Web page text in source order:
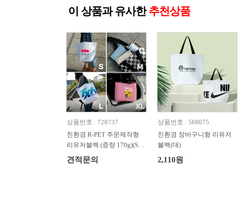
이 상품과 유사한추천상품
상품번호 : 728737
친환경 R-PET 주문제작형
리유저블백 (중량 170g)(S/
M/ML/L)
견적문의
상품번호 : 568075
친환경 장바구니형 리유저
블백(대)
2,110원